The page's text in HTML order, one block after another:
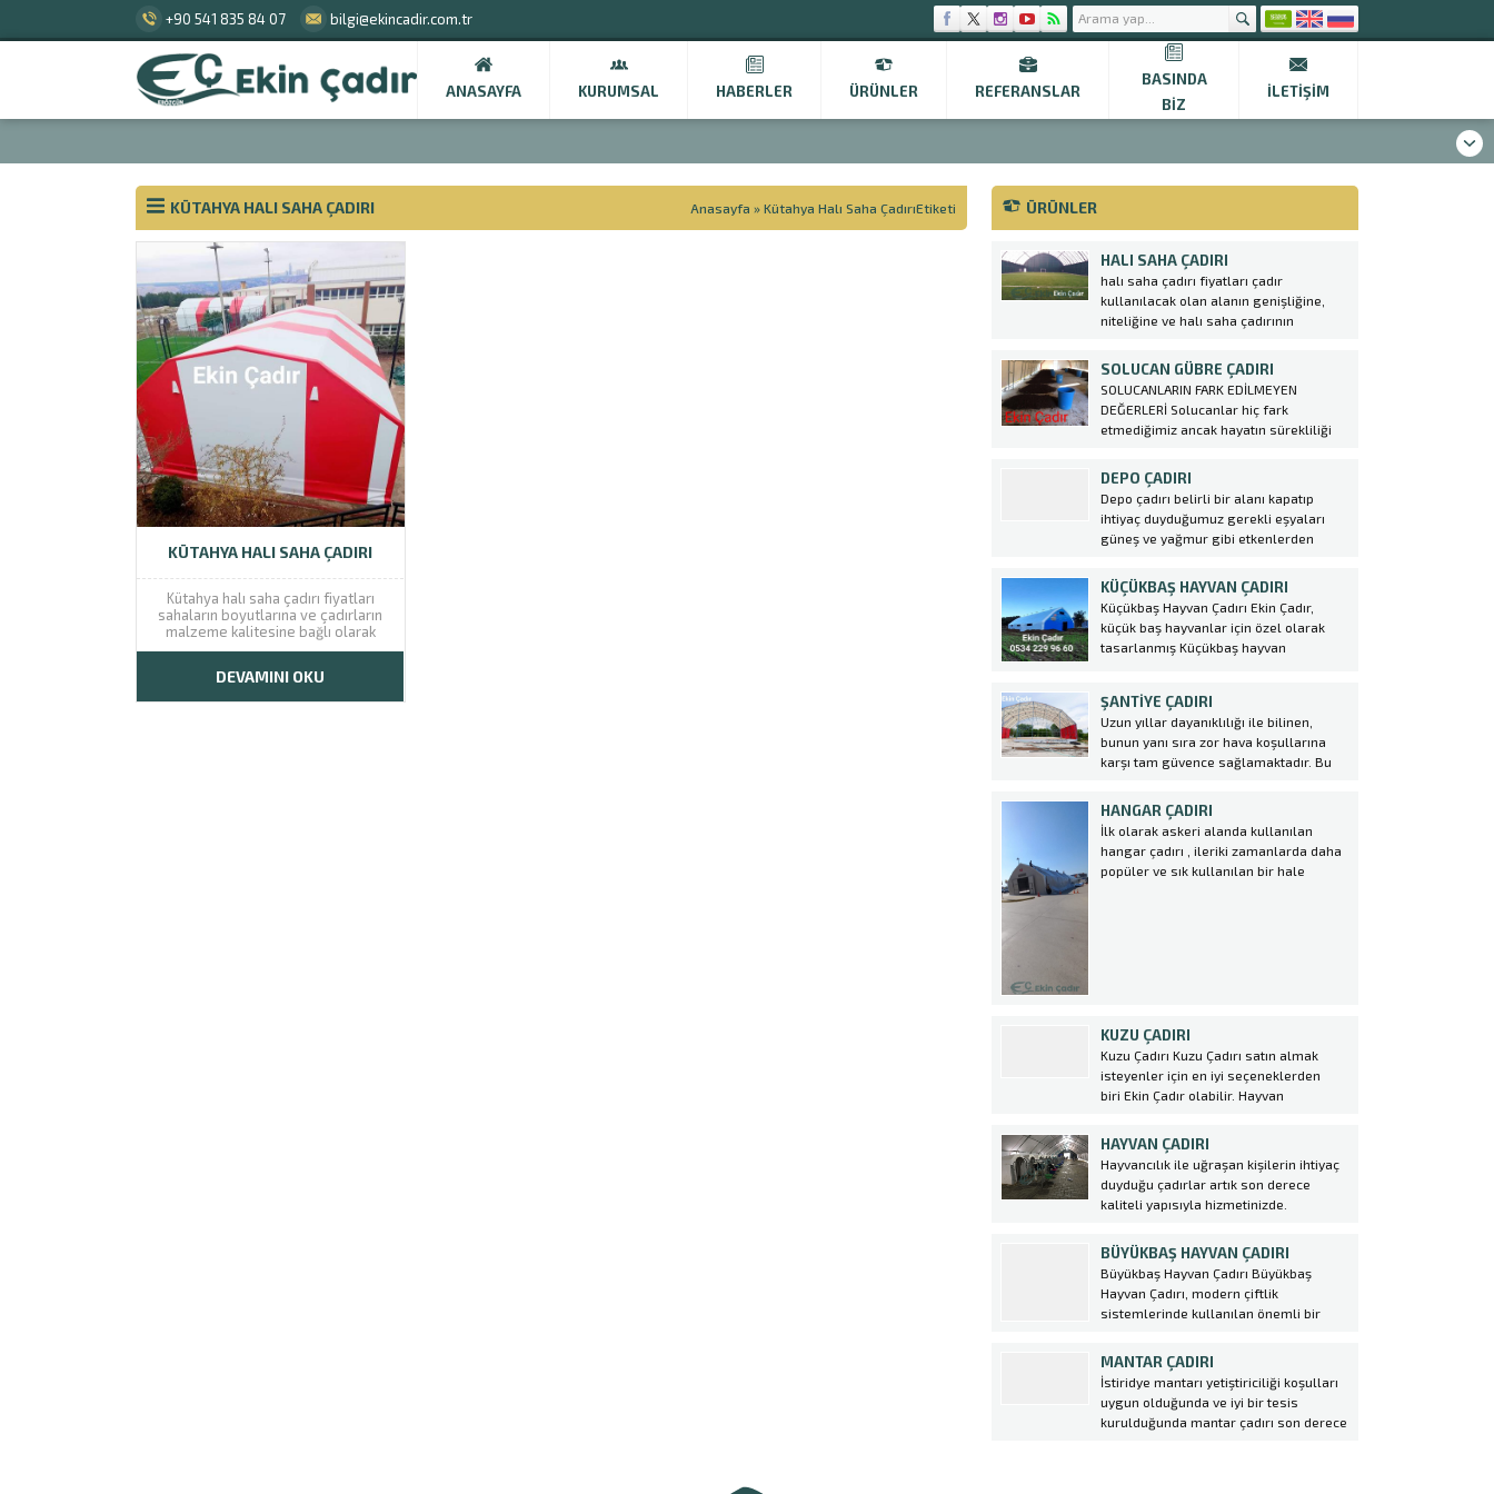
+90 541 835 84 07 bilgi@ekincadir.com.tr
ANASAYFA KURUMSAL HABERLER ÜRÜNLER REFERANSLAR
BASINDA
BIZ
İLETIŞIM
KÜTAHYA HALI SAHA ÇADIRI Anasayfa » Kütahya Halı Saha ÇadırıEtiketi
KÜTAHYA HALI SAHA ÇADIRI
Kütahya halı saha çadırı fiyatları
sahaların boyutlarına ve çadırların
malzeme kalitesine bağlı olarak
değişmektedir. Halı sahaları gerek
koruyabilen halı saha çadırları,
sporcular için rahat bir ortam
DEVAMINI OKU
ÜRÜNLER
HALI SAHA ÇADIRI
halı saha çadırı fiyatları çadır
kullanılacak olan alanın genişliğine,
niteliğine ve halı saha çadırının
göstermektedir. Firmamız tarafından
üretilen halı saha çadırları hem gece
hem de gündüz aktiviteleri için engel
teşkil etmemektedir. Çadırlar
uygulanırken iskelet sistemi üzerine...
SOLUCAN GÜBRE ÇADIRI
SOLUCANLARIN FARK EDİLMEYEN
DEĞERLERİ Solucanlar hiç fark
etmediğimiz ancak hayatın sürekliliği
varlıklardır. Toprak solucanlarının
varlığı kadar kompost solucanları da bir
o kadar önemlidir. Organik gıda
üretiminde hem toprağı gübreleyen
hem de yararlı olmayan böceklerin
DEPO ÇADIRI
Depo çadırı belirli bir alanı kapatıp
ihtiyaç duyduğumuz gerekli eşyaları
güneş ve yağmur gibi etkenlerden
sistemidir. Betonarme yapıların aksine
daha hızlı kurulum ve maliyetsiz bir
sistemdir. Betonarme yapılar günümüz
şartlarında çok prosedür gerektiren
yapılardır....
KÜÇÜKBAŞ HAYVAN ÇADIRI
Küçükbaş Hayvan Çadırı Ekin Çadır,
küçük baş hayvanlar için özel olarak
tasarlanmış Küçükbaş hayvan
korunabileceği ve doğal şartlardan
etkilenmeden yetiştirilebileceği alanlar
sağlamaktadır. Küçükbaş hayvan
yetiştiriciliği yapan çiftçiler için hayvan
almak oldukça önemlidir....
ŞANTIYE ÇADIRI
Uzun yıllar dayanıklılığı ile bilinen,
bunun yanı sıra zor hava koşullarına
karşı tam güvence sağlamaktadır. Bu
olarak kullanılmaktadır. Şantiye
alanlarınızda her türlü gerek kısa
gerekse uzun vadeli olsun tüm
ihtiyaçlarınız için Ekin Çadır
olarak şantiye çadırı üretiyoruz....
HANGAR ÇADIRI
İlk olarak askeri alanda kullanılan
hangar çadırı , ileriki zamanlarda daha
popüler ve sık kullanılan bir hale
KUZU ÇADIRI
Kuzu Çadırı Kuzu Çadırı satın almak
isteyenler için en iyi seçeneklerden
biri Ekin Çadır olabilir. Hayvan
kullanarak dayanıklı ve uzun ömürlü
çadırlar üretmektedir. Kuzu
Çadırı kurulumu oldukça kolaydır ve
çiftlik sahiplerine büyük avantajlar
HAYVAN ÇADIRI
Hayvancılık ile uğraşan kişilerin ihtiyaç
duyduğu çadırlar artık son derece
kaliteli yapısıyla hizmetinizde.
imal edilmiş, kaliteli ve dayanıklı
şekilde üretilerek piyasaya
sunulmuştur. Ekin çadır olarak her
zaman yenilikçi tasamı ve güvenilir
markasıyla bir...
BÜYÜKBAŞ HAYVAN ÇADIRI
Büyükbaş Hayvan Çadırı Büyükbaş
Hayvan Çadırı, modern çiftlik
sistemlerinde kullanılan önemli bir
sağlıklı bir şekilde beslenmesine
olanak sağlar. Ekin Çadır tarafından
üretilen bu çadırlar, dayanıklı ve uzun
ömürlü malzemelerden yapılmıştır.
MANTAR ÇADIRI
İstiridye mantarı yetiştiriciliği koşulları
uygun olduğunda ve iyi bir tesis
kurulduğunda mantar çadırı son derece